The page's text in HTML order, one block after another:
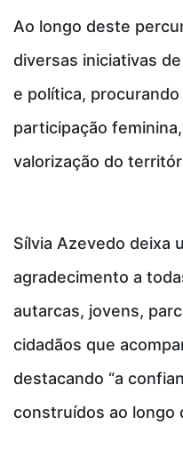
Ao longo deste
diversas iniciativas
e política,
participação
valorização do
Sílvia Azevedo deixa
agradecimento a
autarcas, jovens,
cidadãos que
destacando “a
construídos ao longo